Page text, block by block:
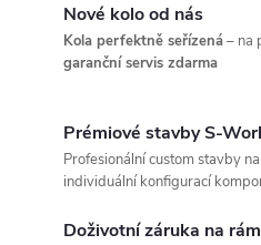
Nové kolo od nás
Kola perfektně seřízená– na
garanční servis zdarma
Prémiové stavby S-
Profesionální custom stavby
individuální konfigurací
Doživotní záruka na